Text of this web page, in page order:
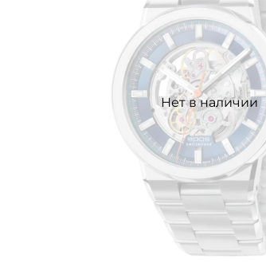
Нет в наличии